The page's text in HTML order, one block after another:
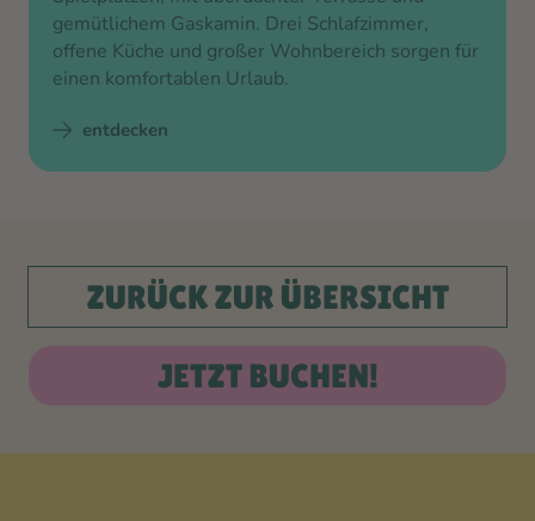
gemütlichem Gaskamin. Drei Schlafzimmer,
offene Küche und großer Wohnbereich sorgen für
einen komfortablen Urlaub.
entdecken
ZURÜCK ZUR ÜBERSICHT
JETZT BUCHEN!